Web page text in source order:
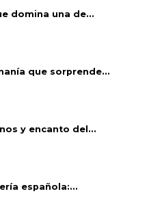
domina una de...
que sorprende...
y encanto del...
española:...